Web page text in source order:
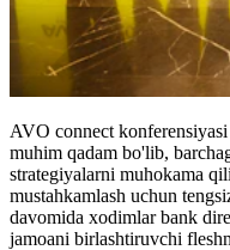
AVO connect
muhim qadam bo'lib,
strategiyalarni muhokama
mustahkamlash uchun
davomida xodimlar bank
jamoani birlashtiruvchi